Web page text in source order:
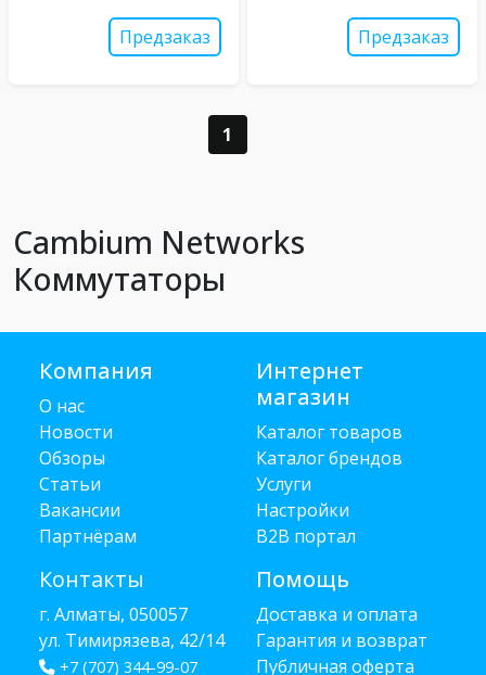
Предзаказ Предзаказ
1
Cambium Networks
Коммутаторы
Компания
О нас
Новости
Обзоры
Статьи
Вакансии
Партнёрам
Контакты
г. Алматы, 050057
ул. Тимирязева, 42/14
+7 (707) 344-99-07
Интернет
магазин
Каталог товаров
Каталог брендов
Услуги
Настройки
B2B портал
Помощь
Доставка и оплата
Гарантия и возврат
Публичная оферта